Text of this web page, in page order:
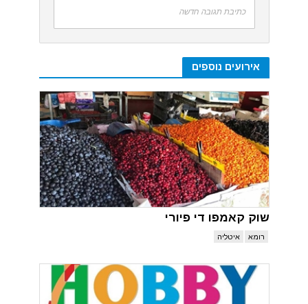
כתיבת תגובה חדשה
אירועים נוספים
שוק קאמפו די פיורי
רומא איטליה